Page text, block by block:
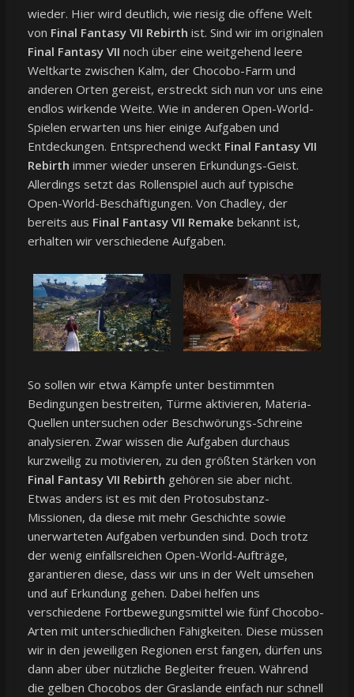
wieder. Hier wird deutlich, wie riesig die offene Welt
von Final Fantasy VII Rebirth ist. Sind wir im originalen
Final Fantasy VII noch über eine weitgehend leere
Weltkarte zwischen Kalm, der Chocobo-Farm und
anderen Orten gereist, erstreckt sich nun vor uns eine
endlos wirkende Weite. Wie in anderen Open-World-
Spielen erwarten uns hier einige Aufgaben und
Entdeckungen. Entsprechend weckt Final Fantasy VII
Rebirth immer wieder unseren Erkundungs-Geist.
Allerdings setzt das Rollenspiel auch auf typische
Open-World-Beschäftigungen. Von Chadley, der
bereits aus Final Fantasy VII Remake bekannt ist,
erhalten wir verschiedene Aufgaben.
So sollen wir etwa Kämpfe unter bestimmten
Bedingungen bestreiten, Türme aktivieren, Materia-
Quellen untersuchen oder Beschwörungs-Schreine
analysieren. Zwar wissen die Aufgaben durchaus
kurzweilig zu motivieren, zu den größten Stärken von
Final Fantasy VII Rebirth gehören sie aber nicht.
Etwas anders ist es mit den Protosubstanz-
Missionen, da diese mit mehr Geschichte sowie
unerwarteten Aufgaben verbunden sind. Doch trotz
der wenig einfallsreichen Open-World-Aufträge,
garantieren diese, dass wir uns in der Welt umsehen
und auf Erkundung gehen. Dabei helfen uns
verschiedene Fortbewegungsmittel wie fünf Chocobo-
Arten mit unterschiedlichen Fähigkeiten. Diese müssen
wir in den jeweiligen Regionen erst fangen, dürfen uns
dann aber über nützliche Begleiter freuen. Während
die gelben Chocobos der Graslande einfach nur schnell